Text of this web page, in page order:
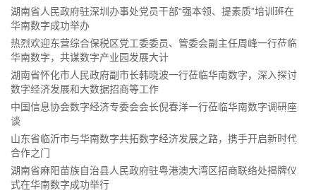
湖南省人民政府驻深圳办事处党员干部“强本领、提素质”培训班在
华南数字成功举办
热烈欢迎东营综合保税区党工委委员、管委会副主任周峰一行莅临
华南数字，共谋数字产业园发展大计
湖南省怀化市人民政府副市长韩晓波一行莅临华南数字，深入探讨
数字经济发展和大数据招商等工作
中国信息协会数字经济专委会会长倪春洋一行莅临华南数字调研座
谈
山东省临沂市与华南数字共拓数字经济发展之路，携手开启新时代
合作之门
湖南省麻阳苗族自治县人民政府驻粤港澳大湾区招商联络处揭牌仪
式在华南数字成功举行